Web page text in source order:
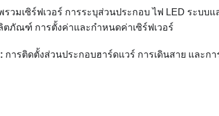
รวมเซิร์ฟเวอร์ การระบุส่วนประกอบ ไฟ LED ระบบแ
ตภัณฑ์ การตั้งค่าและกําหนดค่าเซิร์ฟเวอร์
การติดตั้งส่วนประกอบฮาร์ดแวร์ การเดินสาย และกา